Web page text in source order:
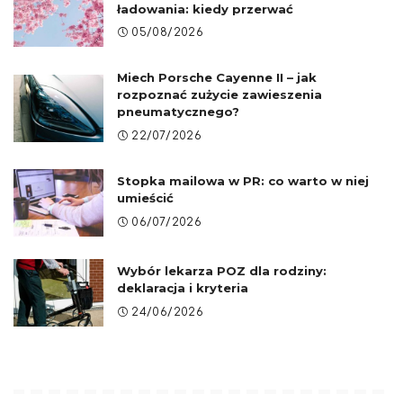
ładowania: kiedy przerwać
05/08/2026
Miech Porsche Cayenne II – jak
rozpoznać zużycie zawieszenia
pneumatycznego?
22/07/2026
Stopka mailowa w PR: co warto w niej
umieścić
06/07/2026
Wybór lekarza POZ dla rodziny:
deklaracja i kryteria
24/06/2026